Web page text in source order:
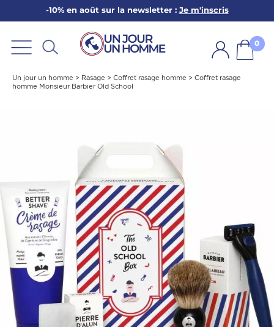
-10% en août sur la newsletter : Je m'inscris
0
Un jour un homme > Rasage > Coffret rasage homme > Coffret rasage
homme Monsieur Barbier Old School